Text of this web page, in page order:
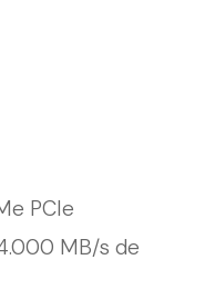
PCIe
MB/s de